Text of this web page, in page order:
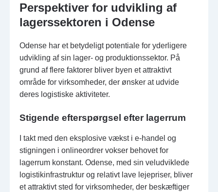
Perspektiver for udvikling af
lagerssektoren i Odense
Odense har et betydeligt potentiale for yderligere
udvikling af sin lager- og produktionssektor. På
grund af flere faktorer bliver byen et attraktivt
område for virksomheder, der ønsker at udvide
deres logistiske aktiviteter.
Stigende efterspørgsel efter lagerrum
I takt med den eksplosive vækst i e-handel og
stigningen i onlineordrer vokser behovet for
lagerrum konstant. Odense, med sin veludviklede
logistikinfrastruktur og relativt lave lejepriser, bliver
et attraktivt sted for virksomheder, der beskæftiger